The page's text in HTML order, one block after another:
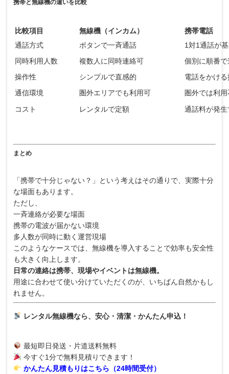
携帯と無線機の違いを比較
比較項目 無線機（インカム）
携帯電話
通話方式
ボタンで一斉通話
1対1通話が
同時利用人数
複数人に同時連絡可
個別に順番
操作性
シンプルで直感的
電話をかけ
通信環境
圏外エリアでも利用可
圏外では利
コスト
レンタルで定額 通話料が発
まとめ
「携帯で十分じゃない？」という考えはその通りで、実際十分
な場面もあります。
ただし、
一斉連絡が必要な場面
携帯の電波が届かない環境
多人数が同時に動く運営現場
このようなケースでは、無線機を導入することで効率も安全性
も大きく向上します。
日常の連絡は携帯、現場やイベントは無線機。
用途に合わせて使い分けていただくのが、いちばん自然かもし
れません。
レンタル無線機なら、安心・清潔・かんたん申込！
最短即日発送・片道送料無料
今すぐ1分で無料見積りできます！
かんたん見積もりはこちら （24時間受付）